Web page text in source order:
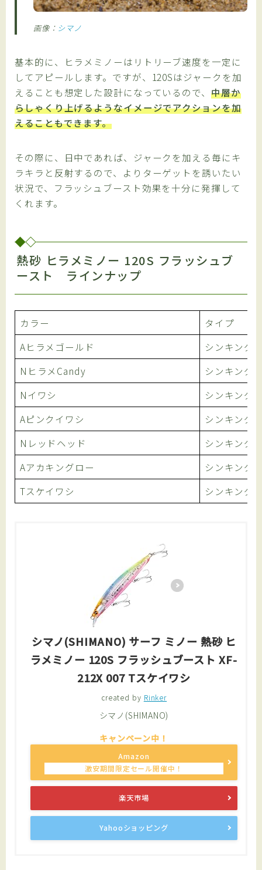
画像： シマノ
基本的に、ヒラメミノーはリトリーブ速度を一定に
してアピールします。ですが、120Sはジャークを加
えることも想定した設計になっているので、 中層か
らしゃくり上げるようなイメージでアクションを加
えることもできます。
その際に、日中であれば、ジャークを加える毎にキ
ラキラと反射するので、よりターゲットを誘いたい
状況で、フラッシュブースト効果を十分に発揮して
くれます。
熱砂 ヒラメミノー 120S フラッシュブ
ースト ラインナップ
カラー
タイプ
Aヒラメゴールド
シンキング
NヒラメCandy
シンキング
Nイワシ
シンキング
Aピンクイワシ
シンキング
Nレッドヘッド
シンキング
Aアカキングロー
シンキング
Tスケイワシ
シンキング
シマノ(SHIMANO) サーフ ミノー 熱砂 ヒ
ラメミノー 120S フラッシュブースト XF-
212X 007 Tスケイワシ
created by Rinker
シマノ(SHIMANO)
Amazon
楽天市場
Yahooショッピング